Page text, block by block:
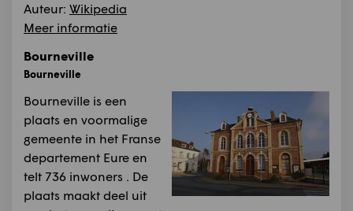
Auteur: Wikipedia
Meer informatie
Bourneville
Bourneville
Bourneville is een
plaats en voormalige
gemeente in het Franse
departement Eure en
telt 736 inwoners . De
plaats maakt deel uit